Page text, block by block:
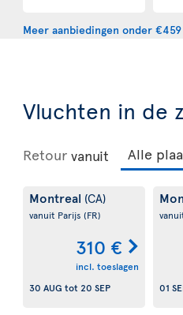
Meer aanbiedingen onder €459
Vluchten in de
Retour vanuit
Montreal (CA)
vanuit Parijs (FR)
310 €
incl. toeslagen
30 AUG tot 20 SEP
01